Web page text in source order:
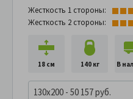
Жесткость 1 стороны:
Жесткость 2 стороны:
18 см 140 кг В
130x200 - 50 157 руб.